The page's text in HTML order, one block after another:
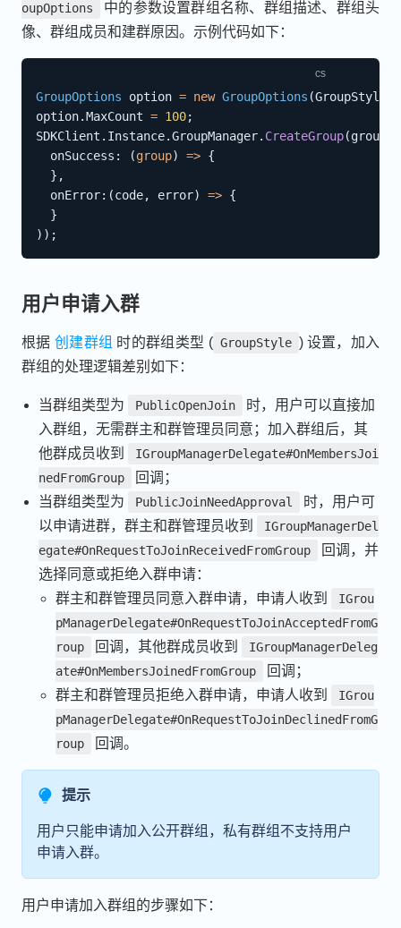
oupOptions
中的参数设置群组名称、群组描述、群组头
像、群组成员和建群原因。示例代码如下：
GroupOptions option = new GroupOptions (GroupStyle
option.MaxCount = 100;
SDKClient . Instance.GroupManager. CreateGroup(
onSuccess : (group) => {
} ,
onError: (code, error) => {
}
) ) ;
用户申请入群
根据 创建群组 时的群组类型 ( GroupStyle ) 设置，加入
群组的处理逻辑差别如下：
当群组类型为 PublicOpenJoin
时，用户可以直接加
入群组，无需群主和群管理员同意；加入群组后，其
他群成员收到
IGroupManagerDelegate#OnMembersJoi
nedFromGroup
回调；
当群组类型为
PublicJoinNeedApproval
时，用户可
以申请进群，群主和群管理员收到
IGroupManagerDel
egate#OnRequestToJoinReceivedFromGroup
回调，并
选择同意或拒绝入群申请：
群主和群管理员同意入群申请，申请人收到
IGrou
pManagerDelegate#OnRequestToJoinAcceptedFromG
roup
回调，其他群成员收到
IGroupManagerDeleg
ate#OnMembersJoinedFromGroup
回调；
群主和群管理员拒绝入群申请，申请人收到
IGrou
pManagerDelegate#OnRequestToJoinDeclinedFromG
roup
回调。
提示
用户只能申请加入公开群组，私有群组不支持用户
申请入群。
用户申请加入群组的步骤如下：